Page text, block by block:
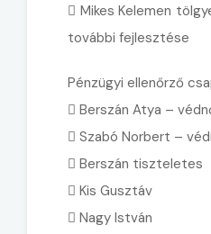
 Mikes Kelemen
további fejlesztése
Pénzügyi ellenőrző
 Berszán Atya –
 Szabó Norbert –
 Berszán tiszteletes
 Kis Gusztáv
 Nagy István